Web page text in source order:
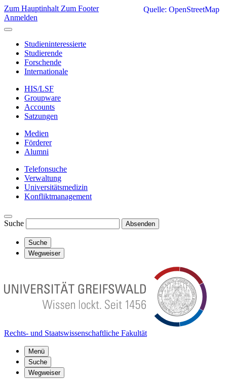
Zum Hauptinhalt Zum Footer
Anmelden
Studieninteressierte
Studierende
Forschende
Internationale
HIS/LSF
Groupware
Accounts
Satzungen
Medien
Förderer
Alumni
Telefonsuche
Verwaltung
Universitätsmedizin
Konfliktmanagement
Suche Absenden
Suche
Wegweiser
Rechts- und Staatswissenschaftliche Fakultät
Menü
Suche
Wegweiser
Quelle: OpenStreetMap